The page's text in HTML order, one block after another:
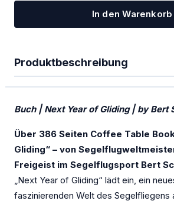
OGN
Sauerstoff
SOLAR
Spezialangebote
TEK-Düsen
In den Warenkorb
Produktbeschreibung
Buch | Next Year of Gliding | by Bert
Über 386 Seiten Coffee Table
Gliding“ – von
Freigeist im Segelflugsport Bert
„Next Year of Gliding“ lädt ein, ein
faszinierenden Welt des Segelfliegens